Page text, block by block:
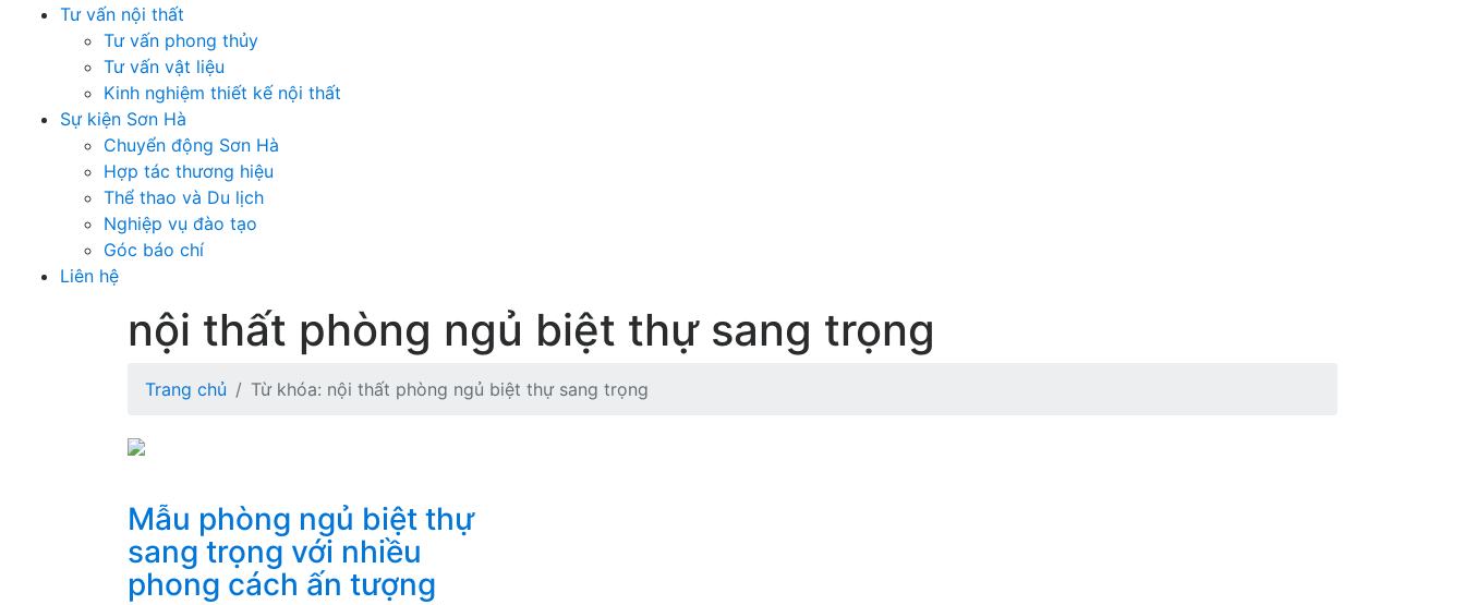
Tư vấn nội thất
Tư vấn phong thủy
Tư vấn vật liệu
Kinh nghiệm thiết kế nội thất
Sự kiện Sơn Hà
Chuyển động Sơn Hà
Hợp tác thương hiệu
Thể thao và Du lịch
Nghiệp vụ đào tạo
Góc báo chí
Liên hệ
nội thất phòng ngủ biệt thự sang trọng
Trang chủ Từ khóa: nội thất phòng ngủ biệt thự sang trọng
Mẫu phòng ngủ biệt thự
sang trọng với nhiều
phong cách ấn tượng